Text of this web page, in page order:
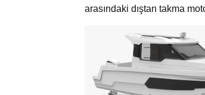
arasındaki dıştan takma